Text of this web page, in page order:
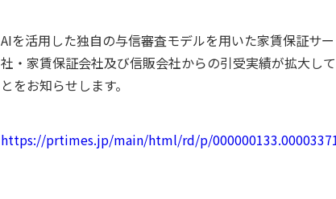
AIを活用した独自の与信審査モデルを用いた家賃保証サ
社・家賃保証会社及び信販会社からの引受実績が拡大し
とをお知らせします。
https://prtimes.jp/main/html/rd/p/